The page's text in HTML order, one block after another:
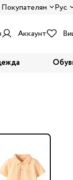
Покупателям Рус
Аккаунт